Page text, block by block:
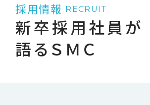
採用情報 RECRUIT
新卒採用社員が
語るＳＭＣ